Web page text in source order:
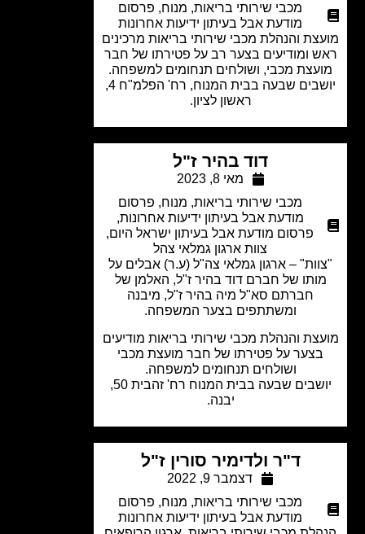
מכבי שירותי בריאות ,מנוח,פרסום
מודעת אבל בעיתון ידיעות אחרונות
והנהלת מכבי שירותי בריאות מרכינים
ומודיעים בצער רב על פטירתו של חבר
מכבי, ושולחים תנחומים למשפחה.
יושבים שבעה בבית המנוח, רח' הפלמ"ח 4,
ראשון לציון.
דוד בהיר ז"ל
מאי 8, 2023
מכבי שירותי בריאות ,מנוח,פרסום
מודעת אבל בעיתון ידיעות אחרונות,
פרסום מודעת אבל בעיתון ישראל היום,
צוות ארגון גמלאי צהל
– ארגון גמלאי צה"ל (ע.ר) אבלים על
של חברם דוד בהיר ז"ל, האלמן של
חברתם סא"ל מיה בהיר ז"ל, מיבנה
ומשתתפים בצער המשפחה.
והנהלת מכבי שירותי בריאות מודיעים
על פטירתו של חבר מועצת מכבי
ושולחים תנחומים למשפחה.
יושבים שבעה בבית המנוח רח' זהבית 50,
ד"ר ולדימיר סורין ז"ל
דצמבר 9, 2022
מכבי שירותי בריאות ,מנוח,פרסום
מודעת אבל בעיתון ידיעות אחרונות